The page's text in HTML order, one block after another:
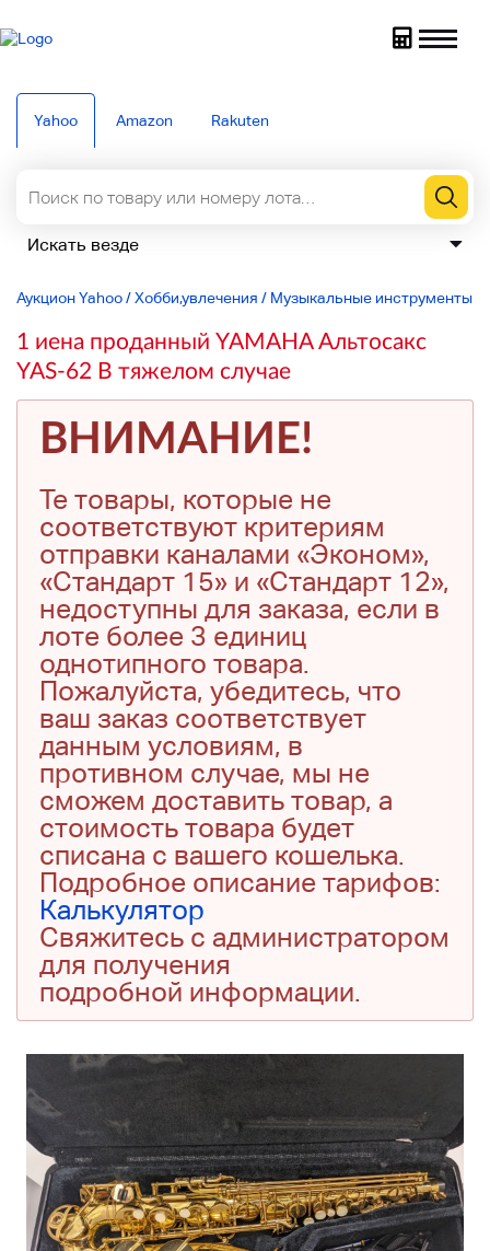
Yahoo Amazon Rakuten
Аукцион Yahoo/Хобби,увлечения / Музыкальные инструменты
1 иена проданный YAMAHA Альтосакс
YAS-62 В тяжелом случае
ВНИМАНИЕ!
Те товары, которые не
соответствуют критериям
отправки каналами «Эконом»,
«Стандарт 15» и «Стандарт 12»,
недоступны для заказа, если в
лоте более 3 единиц
однотипного товара.
Пожалуйста, убедитесь, что
ваш заказ соответствует
данным условиям, в
противном случае, мы не
сможем доставить товар, а
стоимость товара будет
списана с вашего кошелька.
Подробное описание тарифов:
Калькулятор
Свяжитесь с администратором
для получения
подробной информации.